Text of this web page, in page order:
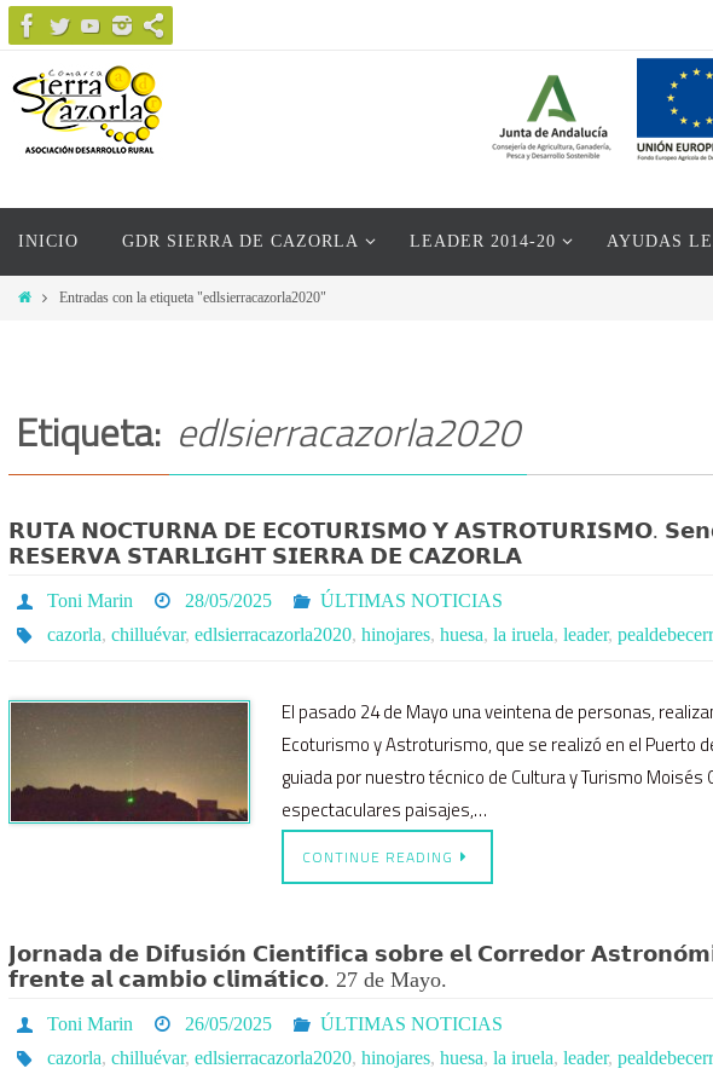
Ir
al
contenido
INICIO GDR SIERRA DE CAZORLA LEADER 2014-20 AYUDAS
InicioEntradas con la etiqueta "edlsierracazorla2020"
Etiqueta: edlsierracazorla2020
𝗥𝗨𝗧𝗔 𝗡𝗢𝗖𝗧𝗨𝗥𝗡𝗔 𝗗𝗘 𝗘𝗖𝗢𝗧𝗨𝗥𝗜𝗦𝗠𝗢 𝗬 𝗔𝗦𝗧𝗥𝗢𝗧𝗨𝗥𝗜𝗦𝗠𝗢.
𝗥𝗘𝗦𝗘𝗥𝗩𝗔 𝗦𝗧𝗔𝗥𝗟𝗜𝗚𝗛𝗧 𝗦𝗜𝗘𝗥𝗥𝗔 𝗗𝗘 𝗖𝗔𝗭𝗢𝗥𝗟𝗔
Toni Marin 28/05/2025
ÚLTIMAS NOTICIAS
cazorla, chilluévar, edlsierracazorla2020, hinojares, huesa, la iruela, leader,
El pasado 24 de Mayo una veintena de personas,
Ecoturismo y Astroturismo, que se realizó en el Puerto
guiada por nuestro técnico de Cultura y Turismo Moisés
espectaculares paisajes,…
CONTINUE READING
𝗝𝗼𝗿𝗻𝗮𝗱𝗮 𝗱𝗲 𝗗𝗶𝗳𝘂𝘀𝗶𝗼́𝗻 𝗖𝗶𝗲𝗻𝘁𝗶́𝗳𝗶𝗰𝗮 𝘀𝗼𝗯𝗿𝗲 𝗲𝗹 𝗖𝗼𝗿𝗿𝗲𝗱𝗼𝗿
𝗳𝗿𝗲𝗻𝘁𝗲 𝗮𝗹 𝗰𝗮𝗺𝗯𝗶𝗼 𝗰𝗹𝗶𝗺𝗮́𝘁𝗶𝗰𝗼. 27 de Mayo.
Toni Marin 26/05/2025
ÚLTIMAS NOTICIAS
cazorla, chilluévar, edlsierracazorla2020, hinojares, huesa, la iruela, leader,